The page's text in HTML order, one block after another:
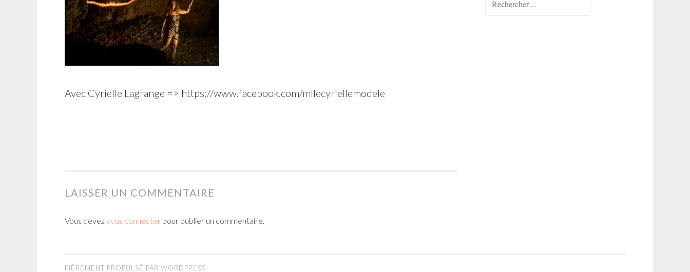
Avec Cyrielle Lagrange => https://www.facebook.com/mllecyriellemodele
LAISSER UN COMMENTAIRE
Vous devezvous connecter pour publier un commentaire.
FIÈREMENT PROPULSÉ PAR WORDPRESS